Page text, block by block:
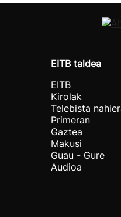
EITB taldea
EITB
Kirolak
Telebista
Primeran
Gaztea
Makusi
Guau - Gure
Audioa